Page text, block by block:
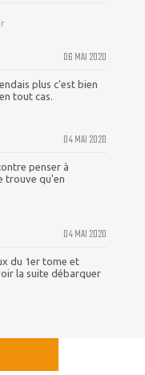
06 MAI 2020
plus c'est bien
tout cas.
04 MAI 2020
penser à
trouve qu'en
04 MAI 2020
du 1er tome et
la suite débarquer